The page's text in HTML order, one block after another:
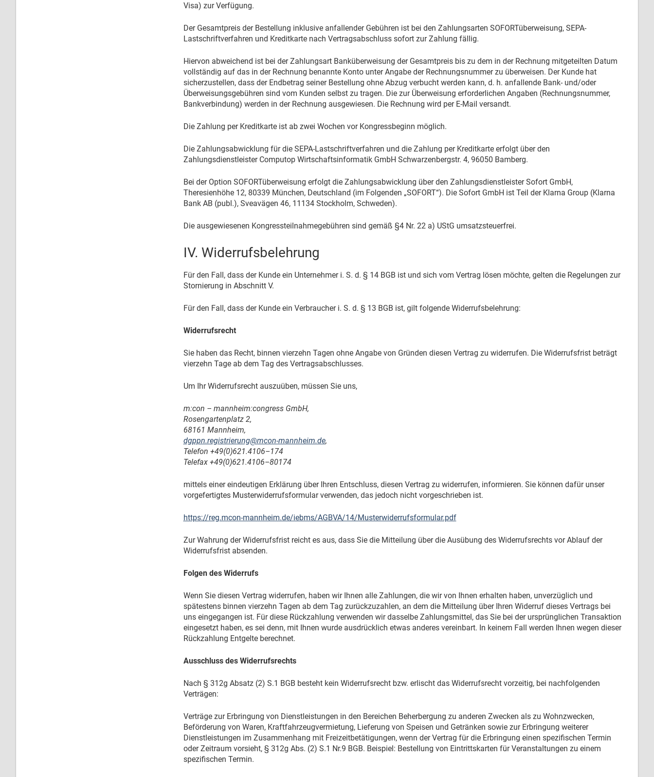
Visa) zur Verfügung.
Der Gesamtpreis der Bestellung inklusive anfallender Gebühren ist bei den Zahlungsarten SOFORTüberweisung, SEPA-
Lastschriftverfahren und Kreditkarte nach Vertragsabschluss sofort zur Zahlung fällig.
Hiervon abweichend ist bei der Zahlungsart Banküberweisung der Gesamtpreis bis zu dem in der Rechnung mitgeteilten Datum
vollständig auf das in der Rechnung benannte Konto unter Angabe der Rechnungsnummer zu überweisen. Der Kunde hat
sicherzustellen, dass der Endbetrag seiner Bestellung ohne Abzug verbucht werden kann, d. h. anfallende Bank- und/oder
Überweisungsgebühren sind vom Kunden selbst zu tragen. Die zur Überweisung erforderlichen Angaben (Rechnungsnummer,
Bankverbindung) werden in der Rechnung ausgewiesen. Die Rechnung wird per E-Mail versandt.
Die Zahlung per Kreditkarte ist ab zwei Wochen vor Kongressbeginn möglich.
Die Zahlungsabwicklung für die SEPA-Lastschriftverfahren und die Zahlung per Kreditkarte erfolgt über den
Zahlungsdienstleister Computop Wirtschaftsinformatik GmbH Schwarzenbergstr. 4, 96050 Bamberg.
Bei der Option SOFORTüberweisung erfolgt die Zahlungsabwicklung über den Zahlungsdienstleister Sofort GmbH,
Theresienhöhe 12, 80339 München, Deutschland (im Folgenden „SOFORT“). Die Sofort GmbH ist Teil der Klarna Group (Klarna
Bank AB (publ.), Sveavägen 46, 11134 Stockholm, Schweden).
Die ausgewiesenen Kongressteilnahmegebühren sind gemäß §4 Nr. 22 a) UStG umsatzsteuerfrei.
IV. Widerrufsbelehrung
Für den Fall, dass der Kunde ein Unternehmer i. S. d. § 14 BGB ist und sich vom Vertrag lösen möchte, gelten die Regelungen zur
Stornierung in Abschnitt V.
Für den Fall, dass der Kunde ein Verbraucher i. S. d. § 13 BGB ist, gilt folgende Widerrufsbelehrung:
Widerrufsrecht
Sie haben das Recht, binnen vierzehn Tagen ohne Angabe von Gründen diesen Vertrag zu widerrufen. Die Widerrufsfrist beträgt
vierzehn Tage ab dem Tag des Vertragsabschlusses.
Um Ihr Widerrufsrecht auszuüben, müssen Sie uns,
m:con – mannheim:congress GmbH,
Rosengartenplatz 2,
68161 Mannheim,
dgppn.registrierung@mcon-mannheim.de,
Telefon +49(0)621.4106–174
Telefax +49(0)621.4106–80174
mittels einer eindeutigen Erklärung über Ihren Entschluss, diesen Vertrag zu widerrufen, informieren. Sie können dafür unser
vorgefertigtes Musterwiderrufsformular verwenden, das jedoch nicht vorgeschrieben ist.
https://reg.mcon-mannheim.de/iebms/AGBVA/14/Musterwiderrufsformular.pdf
Zur Wahrung der Widerrufsfrist reicht es aus, dass Sie die Mitteilung über die Ausübung des Widerrufsrechts vor Ablauf der
Widerrufsfrist absenden.
Folgen des Widerrufs
Wenn Sie diesen Vertrag widerrufen, haben wir Ihnen alle Zahlungen, die wir von Ihnen erhalten haben, unverzüglich und
spätestens binnen vierzehn Tagen ab dem Tag zurückzuzahlen, an dem die Mitteilung über Ihren Widerruf dieses Vertrags bei
uns eingegangen ist. Für diese Rückzahlung verwenden wir dasselbe Zahlungsmittel, das Sie bei der ursprünglichen Transaktion
eingesetzt haben, es sei denn, mit Ihnen wurde ausdrücklich etwas anderes vereinbart. In keinem Fall werden Ihnen wegen dieser
Rückzahlung Entgelte berechnet.
Ausschluss des Widerrufsrechts
Nach § 312g Absatz (2) S.1 BGB besteht kein Widerrufsrecht bzw. erlischt das Widerrufsrecht vorzeitig, bei nachfolgenden
Verträgen:
Verträge zur Erbringung von Dienstleistungen in den Bereichen Beherbergung zu anderen Zwecken als zu Wohnzwecken,
Beförderung von Waren, Kraftfahrzeugvermietung, Lieferung von Speisen und Getränken sowie zur Erbringung weiterer
Dienstleistungen im Zusammenhang mit Freizeitbetätigungen, wenn der Vertrag für die Erbringung einen spezifischen Termin
oder Zeitraum vorsieht, § 312g Abs. (2) S.1 Nr.9 BGB. Beispiel: Bestellung von Eintrittskarten für Veranstaltungen zu einem
spezifischen Termin.